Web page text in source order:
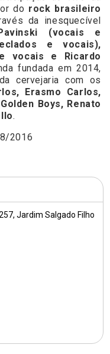
, Jardim Salgado Filho
do rock brasileiro
da inesquecível
(vocais e
e vocais),
vocais e Ricardo
fundada em 2014,
cervejaria com os
Erasmo Carlos,
Boys, Renato
.
2016